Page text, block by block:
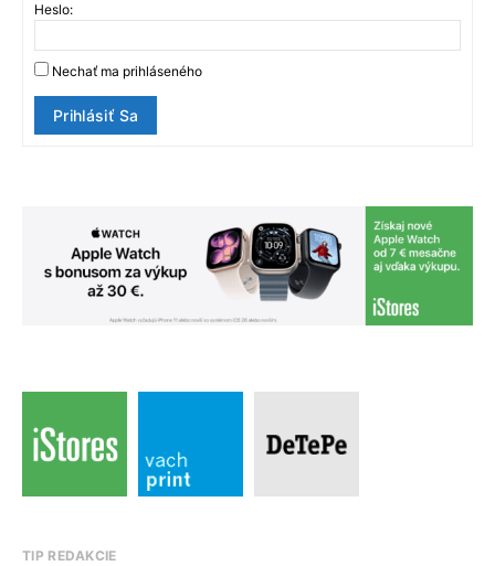
Heslo:
Nechať ma prihláseného
Prihlásiť Sa
TIP REDAKCIE